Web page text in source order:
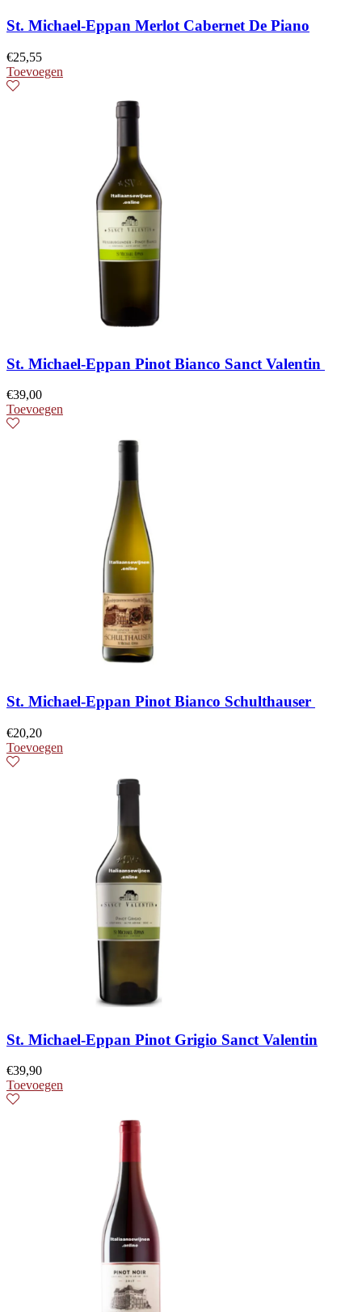
St. Michael-Eppan Merlot Cabernet De Piano
€25,55
Toevoegen
St. Michael-Eppan Pinot Bianco Sanct Valentin
€39,00
Toevoegen
St. Michael-Eppan Pinot Bianco Schulthauser
€20,20
Toevoegen
St. Michael-Eppan Pinot Grigio Sanct Valentin
€39,90
Toevoegen